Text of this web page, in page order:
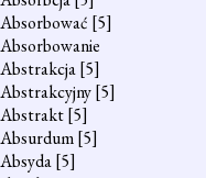
Absorbować [5]
Absorbowanie
Abstrakcja[5]
Abstrakcyjny[5]
Abstrakt[5]
Absurdum[5]
Absyda[5]